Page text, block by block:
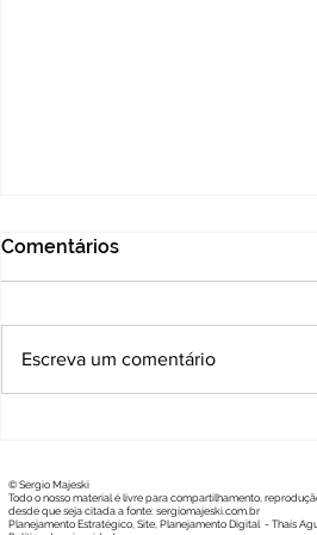
despedida do professor
Sergio Majeski da
Comentários
Escreva um comentário
© Sergio Majeski
Todo o nosso material é livre para compartilhamento,
desde que seja citada a fonte: sergiomajeski.com.br
Planejamento Estratégico, Site, Planejamento Digital - Thaís